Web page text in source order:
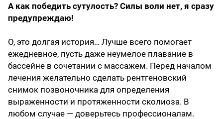
А как победить сутулость? Силы воли нет, я сразу
предупреждаю!
О, это долгая история… Лучше всего помогает
ежедневное, пусть даже неумелое плавание в
бассейне в сочетании с массажем. Перед началом
лечения желательно сделать рентгеновский
снимок позвоночника для определения
выраженности и протяженности сколиоза. В
любом случае — доверьтесь профессионалам.